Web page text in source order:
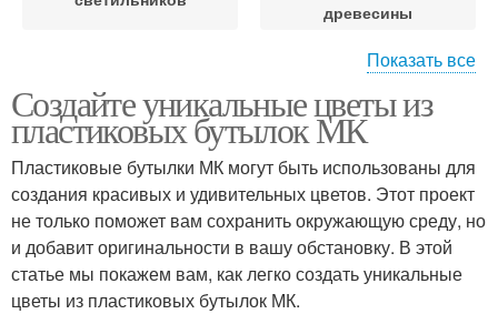
древесины
Деревянный
светильник
Показать все
Создайте уникальные цветы из
пластиковых бутылок МК
Пластиковые бутылки МК могут быть использованы для
создания красивых и удивительных цветов. Этот проект
не только поможет вам сохранить окружающую среду, но
и добавит оригинальности в вашу обстановку. В этой
статье мы покажем вам, как легко создать уникальные
цветы из пластиковых бутылок МК.